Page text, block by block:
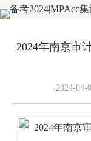
2024年南京审
2024-04-